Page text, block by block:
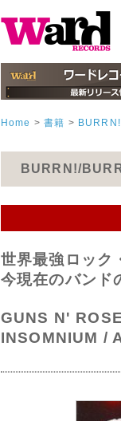
Home > 書籍 > BURRN!
BURRN!/
世界最強ロック
今現在のバンド
GUNS N'
INSOMNIUM /